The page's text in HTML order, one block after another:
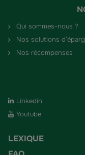
Qui sommes-nous ?
Nos solutions
Nos récompenses
Linkedin
Youtube
LEXIQUE